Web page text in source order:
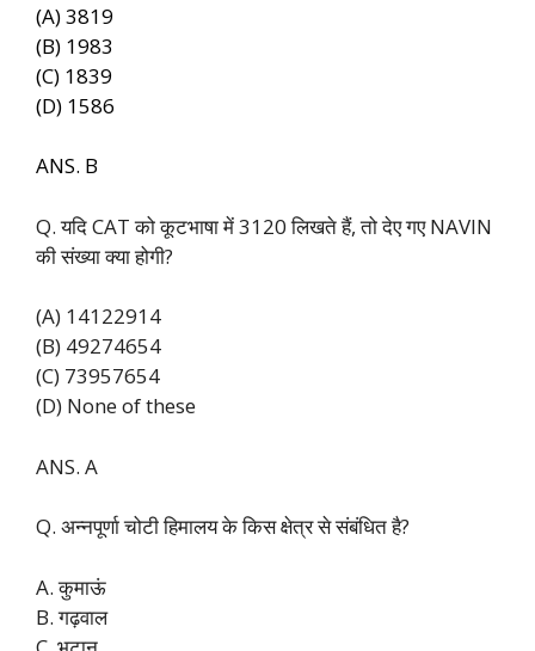
(A) 3819
(B) 1983
(C) 1839
(D) 1586
ANS. B
Q. यदि CAT को कूटभाषा में 3120 लिखते हैं, तो देए गए NAVIN
की संख्या क्या होगी?
(A) 14122914
(B) 49274654
(C) 73957654
(D) None of these
ANS. A
Q. अन्नपूर्णा चोटी हिमालय के किस क्षेत्र से संबंधित है?
A. कुमाऊं
B. गढ़वाल